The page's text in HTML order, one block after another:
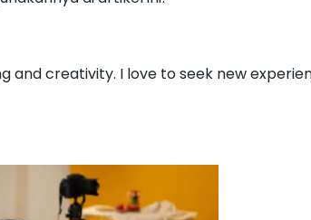
creativity. I love to seek new